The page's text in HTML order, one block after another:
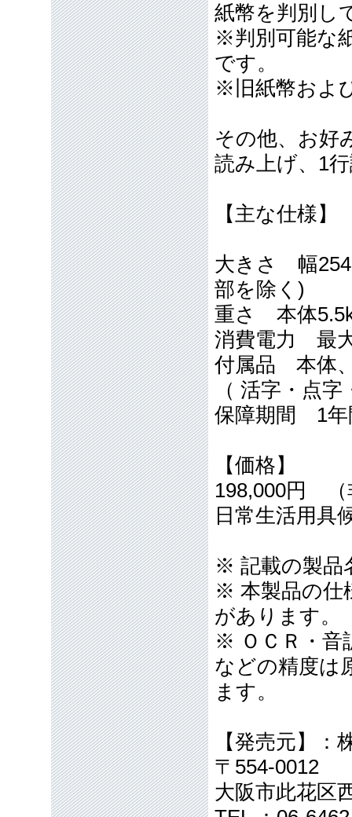
紙幣を判別し
※判別可能な
です。
※旧紙幣およ
その他、お好
読み上げ、1
【主な仕様】
大きさ 幅
部を除く)
重さ 本体
消費電力 最
付属品 本体
（ 活字・点
保障期間 1年
【価格】
198,000円 （
日常生活用具
※ 記載の製品
※ 本製品の仕
があります。
※ ＯＣＲ・音
などの精度は
ます。
【発売元】
〒554-0012
大阪市此花区